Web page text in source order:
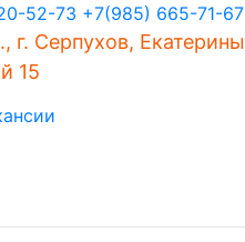
52-73 +7(985) 665-71-67
г. Серпухов, Екатерины
15